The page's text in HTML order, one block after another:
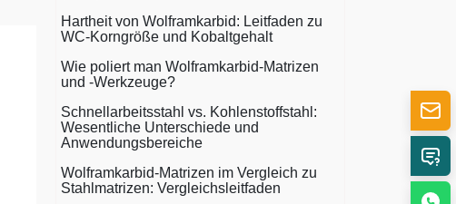
Hartheit von Wolframkarbid: Leitfaden zu
WC-Korngröße und Kobaltgehalt
Wie poliert man Wolframkarbid-Matrizen
und -Werkzeuge?
Schnellarbeitsstahl vs. Kohlenstoffstahl:
Wesentliche Unterschiede und
Anwendungsbereiche
Wolframkarbid-Matrizen im Vergleich zu
Stahlmatrizen: Vergleichsleitfaden